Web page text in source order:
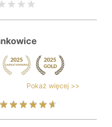
Pokaż więcej >>